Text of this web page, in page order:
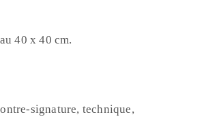
40 x 40 cm.
signature, technique,